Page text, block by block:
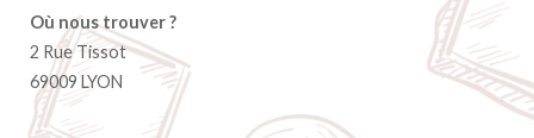
Où nous trouver ?
2 Rue Tissot
69009 LYON